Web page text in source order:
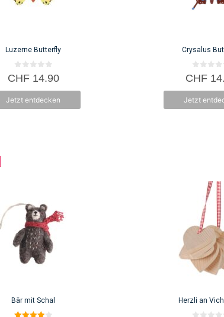
Luzerne Butterfly
0
v
5
CHF14.90
Jetzt entdecken
Crysalus
0
v
5
CHF
Jetzt
Bär mit Schal Herzli an